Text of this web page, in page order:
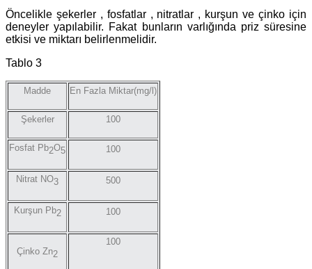
Öncelikle şekerler , fosfatlar , nitratlar , kurşun ve çinko için
deneyler yapılabilir. Fakat bunların varlığında priz süresine
etkisi ve miktarı belirlenmelidir.
Tablo 3
Madde En Fazla Miktar(mg/l)
Şekerler 100
Fosfat Pb2O5 100
Nitrat NO3 500
Kurşun Pb2 100
Çinko Zn2
100